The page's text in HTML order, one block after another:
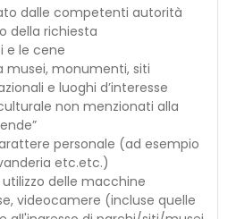
dalle competenti autorità
della richiesta
e le cene
musei, monumenti, siti
e luoghi d’interesse
non menzionati alla
personale (ad esempio
etc.etc.)
delle macchine
videocamere (incluse quelle